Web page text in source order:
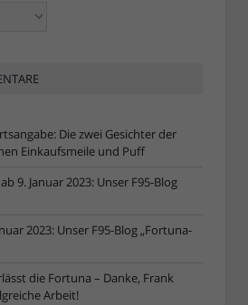
Die zwei Gesichter der
Einkaufsmeile und Puff
9. Januar 2023: Unser F95-Blog
2023: Unser F95-Blog „Fortuna-
die Fortuna – Danke, Frank
Arbeit!